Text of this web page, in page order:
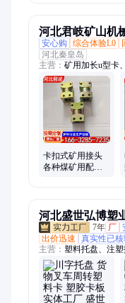
河北君岐矿山机
安心购
综合体验L0
河北秦皇岛
主营： 矿用加长u型卡
卡扣式矿用接头
各种煤矿用配件
河北盛世弘博塑
7年 厂
出价迅速
真实性已
主营： 塑料托盘、注
转箱、物流箱、错位
盘、川字网格塑料托
盘、九脚吹塑托盘、